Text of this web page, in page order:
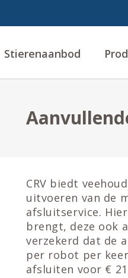
Stierenaanbod
CRV biedt
uitvoeren van de
afsluitservice.
brengt, deze ook
verzekerd dat de
per robot per
afsluiten voor €